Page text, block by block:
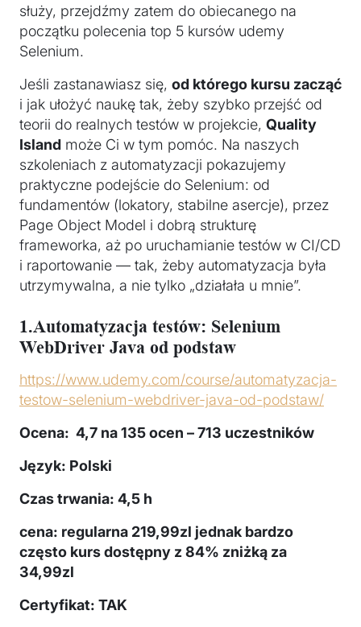
służy, przejdźmy zatem do obiecanego na
początku polecenia top 5 kursów udemy
Selenium.
Jeśli zastanawiasz się, od którego kursu zacząć
i jak ułożyć naukę tak, żeby szybko przejść od
teorii do realnych testów w projekcie, Quality
Island może Ci w tym pomóc. Na naszych
szkoleniach z automatyzacji pokazujemy
praktyczne podejście do Selenium: od
fundamentów (lokatory, stabilne asercje), przez
Page Object Model i dobrą strukturę
frameworka, aż po uruchamianie testów w CI/CD
i raportowanie — tak, żeby automatyzacja była
utrzymywalna, a nie tylko „działała u mnie”.
1.Automatyzacja testów: Selenium
WebDriver Java od podstaw
https://www.udemy.com/course/automatyzacja-
testow-selenium-webdriver-java-od-podstaw/
Ocena: 4,7 na 135 ocen – 713 uczestników
Język: Polski
Czas trwania: 4,5 h
cena: regularna 219,99zl jednak bardzo
często kurs dostępny z 84% zniżką za
34,99zl
Certyfikat: TAK